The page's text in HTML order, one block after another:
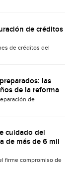
de créditos
de créditos del
las
de la reforma
de
cuidado del
de más de 6 mil
firme compromiso de